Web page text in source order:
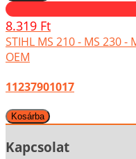
8.319 Ft
STIHL MS 210 - MS 230
OEM
11237901017
Kapcsolat